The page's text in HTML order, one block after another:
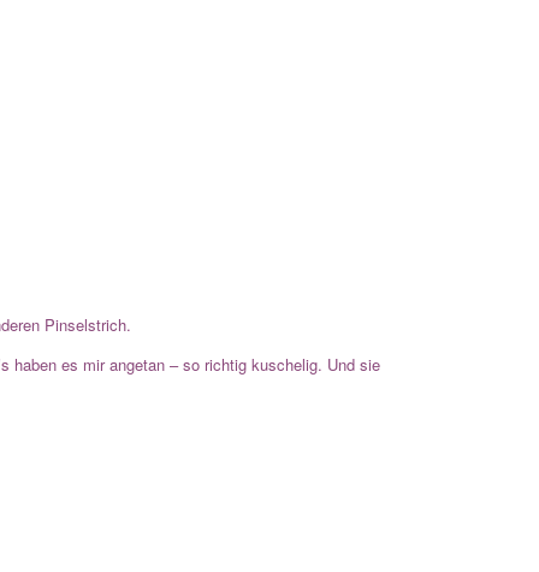
Pinselstrich.
haben es mir angetan – so richtig kuschelig. Und sie